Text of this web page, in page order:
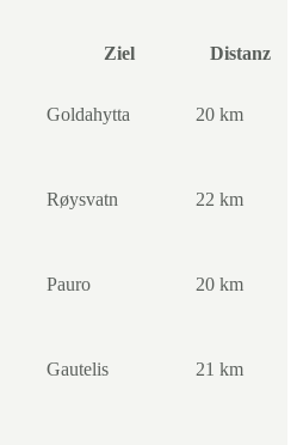
Ziel Distanz
Goldahytta 20 km
Røysvatn 22 km
Pauro 20 km
Gautelis 21 km